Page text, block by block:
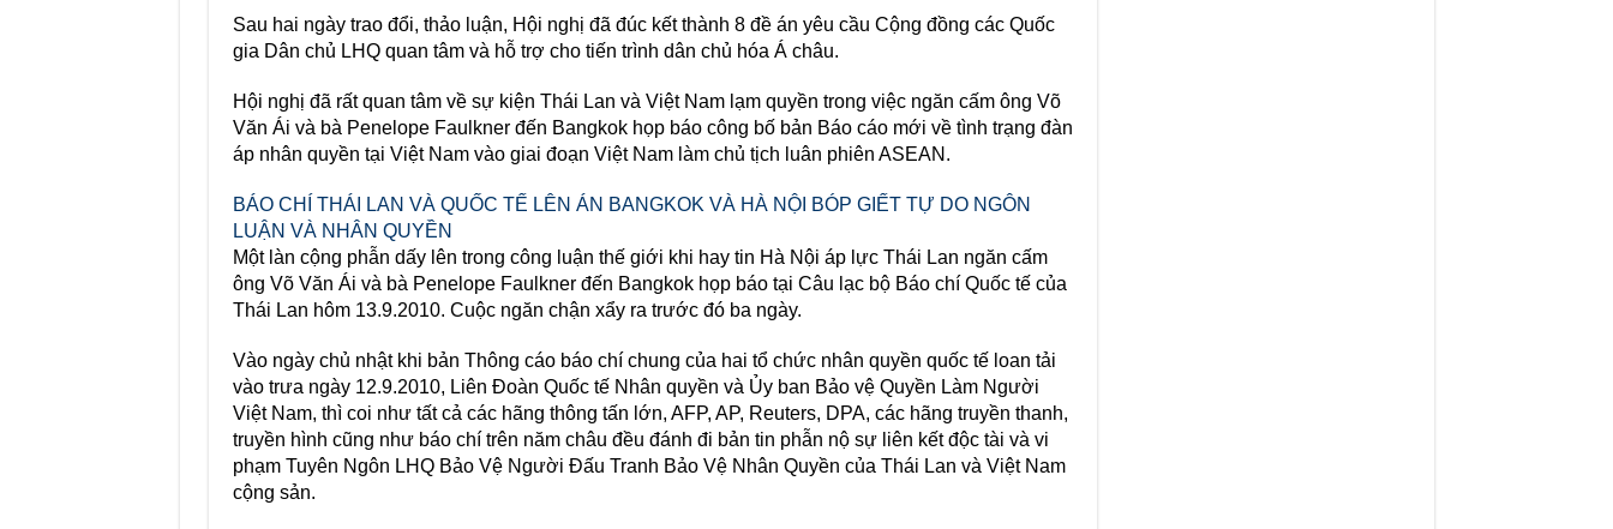
Sau hai ngày trao đổi, thảo luận, Hội nghị đã đúc kết thành 8 đề án yêu cầu Cộng đồng các Quốc
gia Dân chủ LHQ quan tâm và hỗ trợ cho tiến trình dân chủ hóa Á châu.
Hội nghị đã rất quan tâm về sự kiện Thái Lan và Việt Nam lạm quyền trong việc ngăn cấm ông Võ
Văn Ái và bà Penelope Faulkner đến Bangkok họp báo công bố bản Báo cáo mới về tình trạng đàn
áp nhân quyền tại Việt Nam vào giai đoạn Việt Nam làm chủ tịch luân phiên ASEAN.
BÁO CHÍ THÁI LAN VÀ QUỐC TẾ LÊN ÁN BANGKOK VÀ HÀ NỘI BÓP GIẾT TỰ DO NGÔN
LUẬN VÀ NHÂN QUYỀN
Một làn cộng phẫn dấy lên trong công luận thế giới khi hay tin Hà Nội áp lực Thái Lan ngăn cấm
ông Võ Văn Ái và bà Penelope Faulkner đến Bangkok họp báo tại Câu lạc bộ Báo chí Quốc tế của
Thái Lan hôm 13.9.2010. Cuộc ngăn chận xẩy ra trước đó ba ngày.
Vào ngày chủ nhật khi bản Thông cáo báo chí chung của hai tổ chức nhân quyền quốc tế loan tải
vào trưa ngày 12.9.2010, Liên Đoàn Quốc tế Nhân quyền và Ủy ban Bảo vệ Quyền Làm Người
Việt Nam, thì coi như tất cả các hãng thông tấn lớn, AFP, AP, Reuters, DPA, các hãng truyền thanh,
truyền hình cũng như báo chí trên năm châu đều đánh đi bản tin phẫn nộ sự liên kết độc tài và vi
phạm Tuyên Ngôn LHQ Bảo Vệ Người Đấu Tranh Bảo Vệ Nhân Quyền của Thái Lan và Việt Nam
cộng sản.